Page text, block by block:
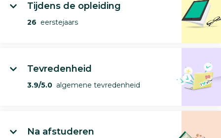
Tijdens de opleiding
26 eerstejaars
Tevredenheid
3.9/5.0 algemene tevredenheid
Na afstuderen